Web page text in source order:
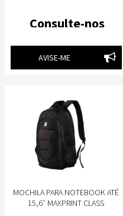
Consulte-nos
AVISE-ME
MOCHILA PARA NOTEBOOK ATÉ
15,6″ MAXPRINT CLASS